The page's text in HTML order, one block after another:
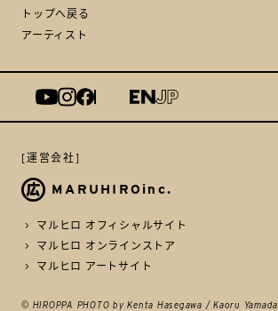
トップへ戻る
アーティスト
[運営会社]
MARUHIROinc.
マルヒロ オフィシャルサイト
マルヒロ オンラインストア
マルヒロ アートサイト
© HIROPPA PHOTO by Kenta Hasegawa / Kaoru Yamada